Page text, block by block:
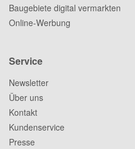
Baugebiete digital vermarkten
Online-Werbung
Service
Newsletter
Über uns
Kontakt
Kundenservice
Presse